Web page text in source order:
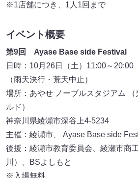
※1店舗につき、1人1回まで
イベント概要
第9回 Ayase Base side Festival
日時：10月26日（土）11:00～20:00
（雨天決行・荒天中止）
場所：あやせ ノーブルスタジアム
ルド）
神奈川県綾瀬市深谷上4-5234
主催：綾瀬市、 Ayase Base side
後援：綾瀬市教育委員会、綾瀬市商
川）、BSよしもと
※入場無料